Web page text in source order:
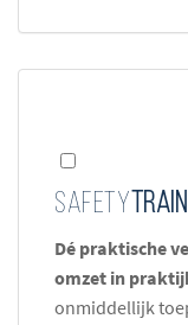
Safety
Dé praktische
omzet in
onmiddellijk